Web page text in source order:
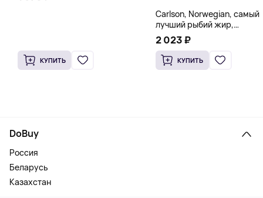
КУПИТЬ
Carlson, Norwegian, самый
лучший рыбий жир,
натуральный лимон, 15
пакетиков (5 мл) каждый
2 023 ₽
КУПИТЬ
DoBuy
Россия
Беларусь
Казахстан